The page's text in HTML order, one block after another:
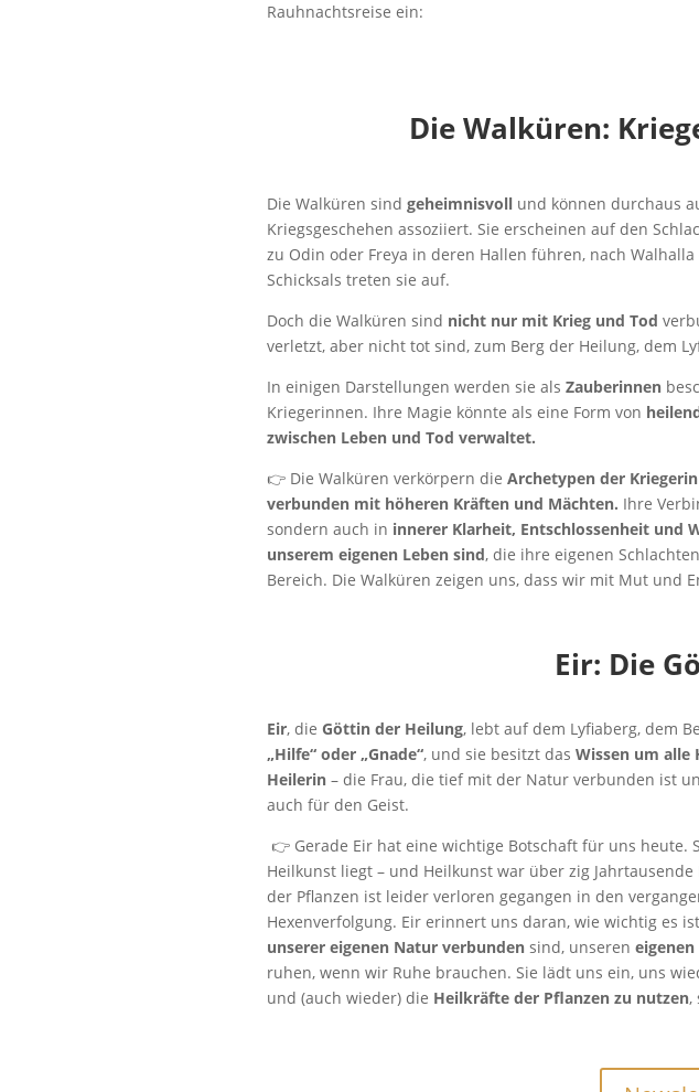
Rauhnachtsreise ein:
Die Walküren:
Die Walküren sind geheimnisvollund können durchaus
Kriegsgeschehen assoziiert. Sie erscheinen auf den
zu Odin oder Freya in deren Hallen führen, nach
Schicksals treten sie auf.
Doch die Walküren sind nicht nur mit Krieg und Tod
verletzt, aber nicht tot sind, zum Berg der Heilung, dem
In einigen Darstellungen werden sie als Zauberinnen
Kriegerinnen. Ihre Magie könnte als eine Form von
zwischen Leben und Tod verwaltet.
👉 Die Walküren verkörpern die Archetypen der
verbunden mit höheren Kräften und Mächten. Ihre
sondern auch in innerer Klarheit, Entschlossenheit und
unserem eigenen Leben sind, die ihre eigenen
Bereich. Die Walküren zeigen uns, dass wir mit Mut und
Eir: Die
Eir, die Göttin der Heilung, lebt auf dem Lyfiaberg, dem
„Hilfe“ oder „Gnade“, und sie besitzt das Wissen um alle
Heilerin– die Frau, die tief mit der Natur verbunden ist
auch für den Geist.
👉 Gerade Eir hat eine wichtige Botschaft für uns heute.
Heilkunst liegt – und Heilkunst war über zig
der Pflanzen ist leider verloren gegangen in den
Hexenverfolgung. Eir erinnert uns daran, wie wichtig es
unserer eigenen Natur verbundensind, unseren
ruhen, wenn wir Ruhe brauchen. Sie lädt uns ein, uns
und (auch wieder) die Heilkräfte der Pflanzen zu nutzen,